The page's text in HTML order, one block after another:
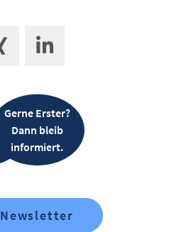
Gerne Erster?
Dann bleib
informiert.
Newsletter